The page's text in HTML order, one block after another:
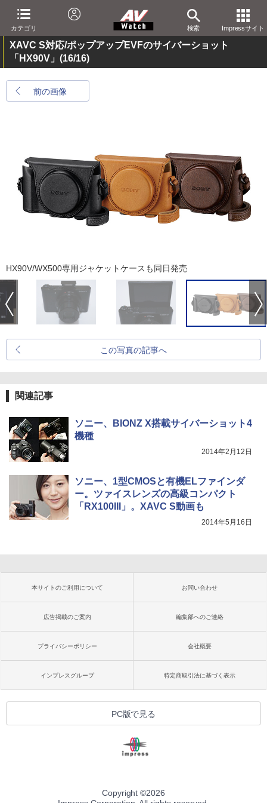
カテゴリ 検索 Impressサイト
XAVC S対応/ポップアップEVFのサイバーショット
「HX90V」 (16/16)
前の画像
HX90V/WX500専用ジャケットケースも同日発売
この写真の記事へ
関連記事
ソニー、BIONZ X搭載サイバーショット4
機種
2014年2月12日
ソニー、1型CMOSと有機ELファインダ
ー。ツァイスレンズの高級コンパクト
「RX100III」。XAVC S動画も
2014年5月16日
本サイトのご利用について お問い合わせ
広告掲載のご案内 編集部へのご連絡
プライバシーポリシー 会社概要
インプレスグループ 特定商取引法に基づく表示
PC版で見る
Copyright ©2026